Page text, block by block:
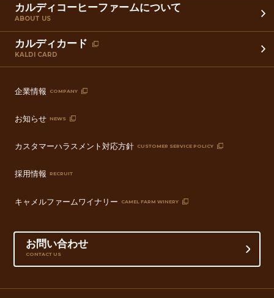
カルディコーヒーファームについて
ABOUT US
カルディカード
KALDI CARD
企業情報 COMPANY
お知らせ NEWS
カスタマーハラスメント対応方針 CUSTOMER SERVICE POLICY
採用情報 RECRUIT
キャメルファームワイナリー CAMEL FARM WINERY
お問い合わせ
CONTACT US